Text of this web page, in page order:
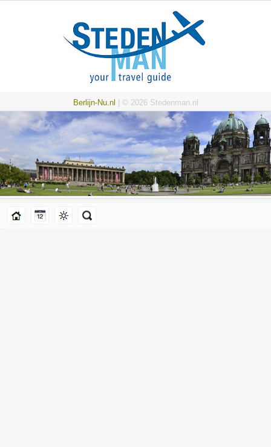
Berlijn-Nu.nl | © 2026 Stedenman.nl